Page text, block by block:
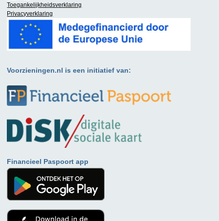
Toegankelijkheidsverklaring
Privacyverklaring
Voorzieningen.nl is een initiatief van:
Financieel Paspoort app